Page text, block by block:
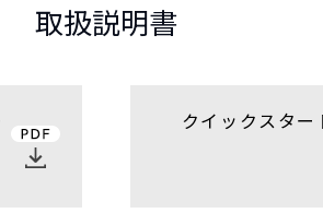
取扱説明書
クイックスター